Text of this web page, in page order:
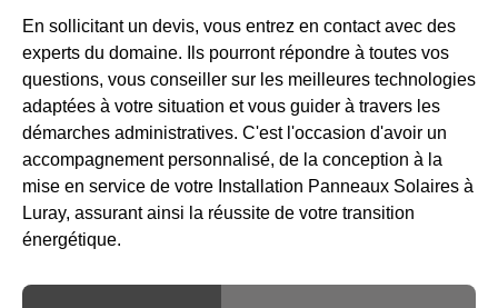
En sollicitant un devis, vous entrez en contact avec des
experts du domaine. Ils pourront répondre à toutes vos
questions, vous conseiller sur les meilleures technologies
adaptées à votre situation et vous guider à travers les
démarches administratives. C'est l'occasion d'avoir un
accompagnement personnalisé, de la conception à la
mise en service de votre Installation Panneaux Solaires à
Luray, assurant ainsi la réussite de votre transition
énergétique.